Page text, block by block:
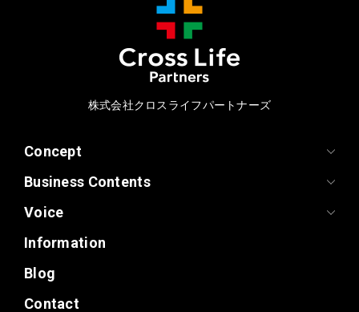
株式会社クロスライフパートナーズ
Concept
Business Contents
Voice
Information
Blog
Contact